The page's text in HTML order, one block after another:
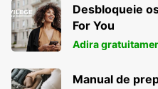
Desbloqueie
For You
Adira
Manual de